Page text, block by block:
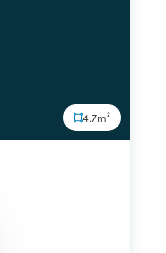
4.7m²